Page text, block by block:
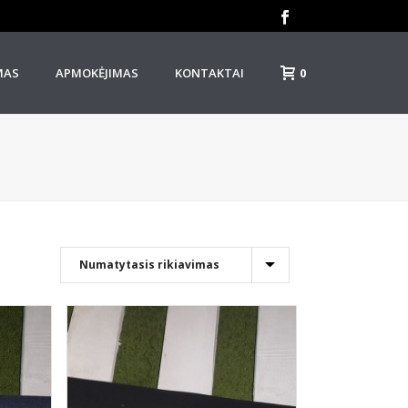
APMOKĖJIMAS KONTAKTAI 0